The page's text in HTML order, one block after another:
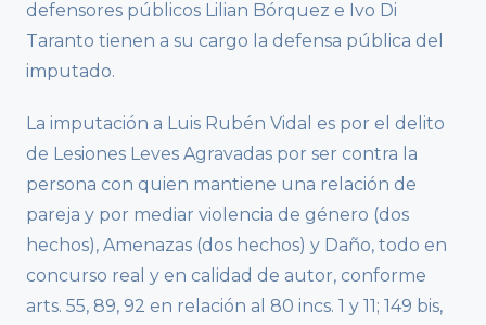
defensores públicos Lilian Bórquez e Ivo Di
Taranto tienen a su cargo la defensa pública del
imputado.
La imputación a Luis Rubén Vidal es por el delito
de Lesiones Leves Agravadas por ser contra la
persona con quien mantiene una relación de
pareja y por mediar violencia de género (dos
hechos), Amenazas (dos hechos) y Daño, todo en
concurso real y en calidad de autor, conforme
arts. 55, 89, 92 en relación al 80 incs. 1 y 11; 149 bis,